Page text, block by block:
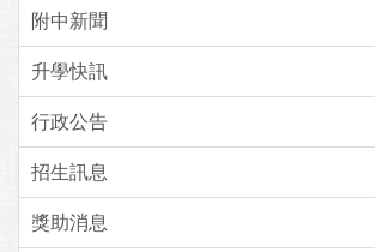
附中新聞
升學快訊
行政公告
招生訊息
獎助消息